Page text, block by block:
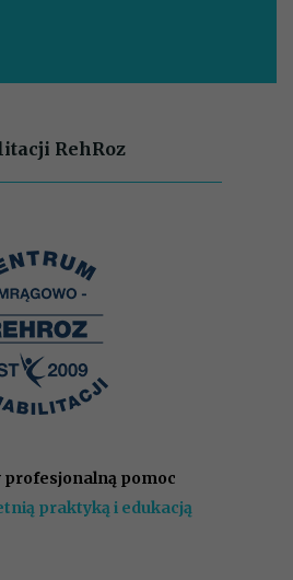
RehRoz
profesjonalną pomoc
praktyką i edukacją